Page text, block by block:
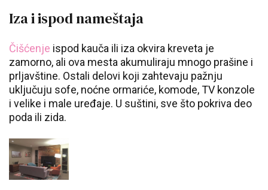
Iza i ispod nameštaja
Čišćenje ispod kauča ili iza okvira kreveta je
zamorno, ali ova mesta akumuliraju mnogo prašine i
prljavštine. Ostali delovi koji zahtevaju pažnju
uključuju sofe, noćne ormariće, komode, TV konzole
i velike i male uređaje. U suštini, sve što pokriva deo
poda ili zida.